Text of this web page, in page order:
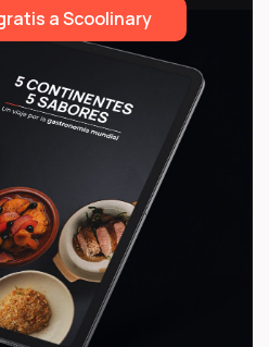
a Scoolinary